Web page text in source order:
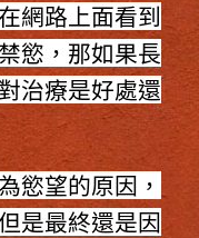
網路上面看到
慾，那如果長
治療是好處還
慾望的原因，
是最終還是因